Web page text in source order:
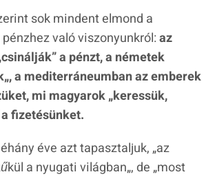
sok mindent elmond a
való viszonyunkról:az
csinálják”a pénzt, a németek
„, a mediterráneumban az emberek
mi magyarok „keressük,
a fizetésünket.
éve azt tapasztaljuk, „az
a nyugati világban„, de „most